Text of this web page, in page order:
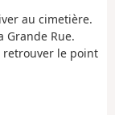
au cimetière.
Grande Rue.
retrouver le point